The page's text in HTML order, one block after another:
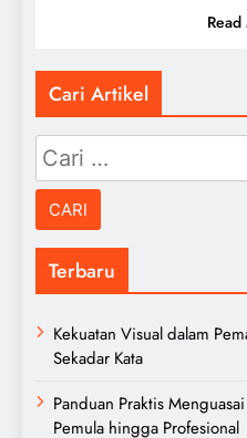
Cari Artikel
Cari
untuk:
Terbaru
Kekuatan Visual dalam
Sekadar Kata
Panduan Praktis
Pemula hingga Profesional